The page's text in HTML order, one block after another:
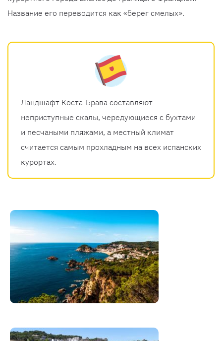
Название его переводится как «берег смелых».
Ландшафт Коста-Брава составляют
неприступные скалы, чередующиеся с бухтами
и песчаными пляжами, а местный климат
считается самым прохладным на всех испанских
курортах.